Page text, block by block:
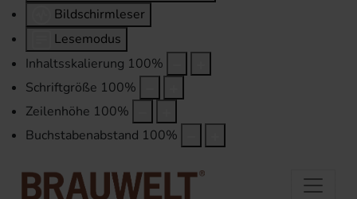
Bildschirmleser
Lesemodus
Inhaltsskalierung 100%
Schriftgröße 100%
Zeilenhöhe 100%
Buchstabenabstand 100%